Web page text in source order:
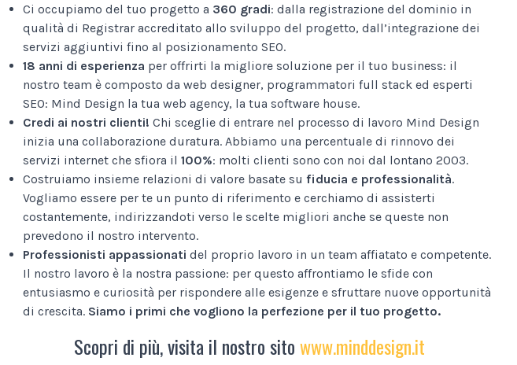
Ci occupiamo del tuo progetto a 360 gradi: dalla registrazione del dominio in
qualità di Registrar accreditato allo sviluppo del progetto, dall’integrazione dei
servizi aggiuntivi fino al posizionamento SEO.
18 anni di esperienza per offrirti la migliore soluzione per il tuo business: il
nostro team è composto da web designer, programmatori full stack ed esperti
SEO: Mind Design la tua web agency, la tua software house.
Credi ai nostri clienti! Chi sceglie di entrare nel processo di lavoro Mind Design
inizia una collaborazione duratura. Abbiamo una percentuale di rinnovo dei
servizi internet che sfiora il 100%: molti clienti sono con noi dal lontano 2003.
Costruiamo insieme relazioni di valore basate su fiducia e professionalità.
Vogliamo essere per te un punto di riferimento e cerchiamo di assisterti
costantemente, indirizzandoti verso le scelte migliori anche se queste non
prevedono il nostro intervento.
Professionisti appassionati del proprio lavoro in un team affiatato e competente.
Il nostro lavoro è la nostra passione: per questo affrontiamo le sfide con
entusiasmo e curiosità per rispondere alle esigenze e sfruttare nuove opportunità
di crescita. Siamo i primi che vogliono la perfezione per il tuo progetto.
Scopri di più, visita il nostro sitowww.minddesign.it